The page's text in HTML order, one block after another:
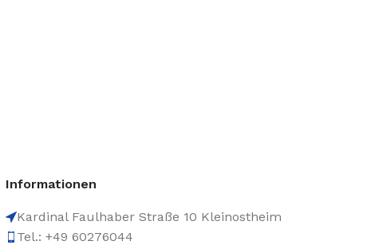
Informationen
Kardinal Faulhaber Straße 10 Kleinostheim
Tel.: +49 60276044